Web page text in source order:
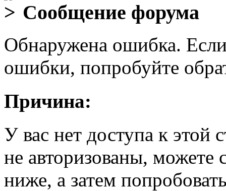
Сообщение форума
Обнаружена ошибка.
ошибки, попробуйте
Причина:
У вас нет доступа к
не авторизованы, можете
ниже, а затем